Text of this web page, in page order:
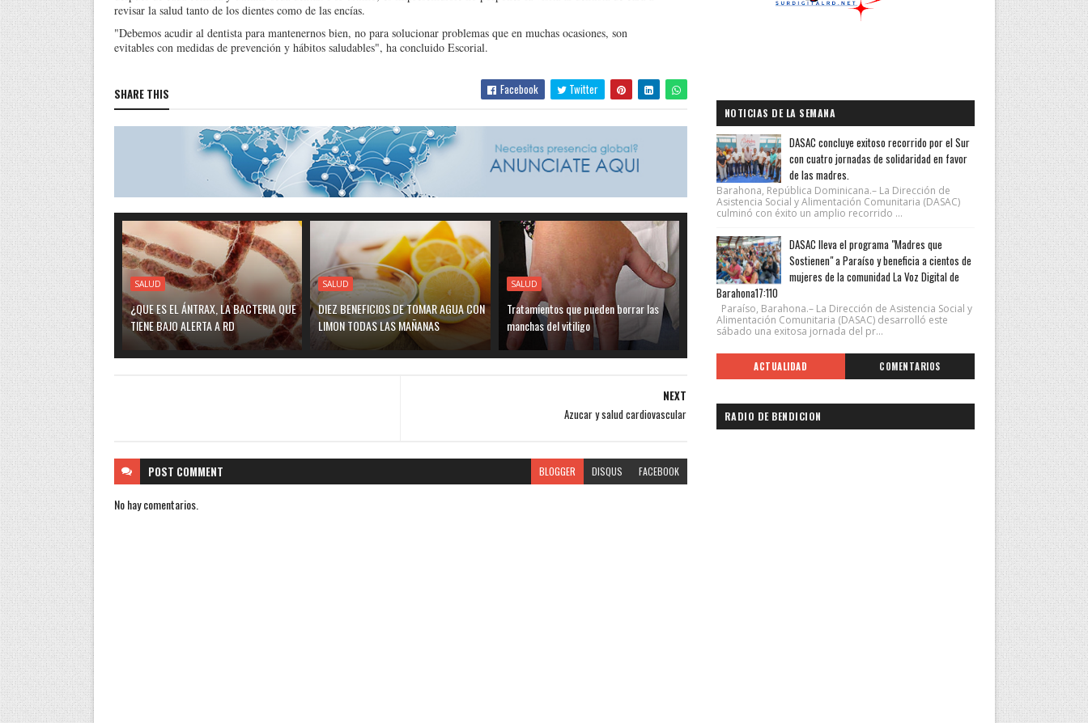
revisar la salud tanto de los dientes como de las encías.
"Debemos acudir al dentista para mantenernos bien, no para solucionar problemas que en muchas ocasiones, son
evitables con medidas de prevención y hábitos saludables", ha concluido Escorial.
SHARE THIS Facebook Twitter
SALUD
¿QUE ES EL ÁNTRAX, LA BACTERIA QUE
TIENE BAJO ALERTA A RD
SALUD
DIEZ BENEFICIOS DE TOMAR AGUA CON
LIMON TODAS LAS MAÑANAS
SALUD
Tratamientos que pueden borrar las
manchas del vitiligo
NEXT
Azucar y salud cardiovascular
POST COMMENT BLOGGER DISQUS FACEBOOK
No hay comentarios.
NOTICIAS DE LA SEMANA
DASAC concluye exitoso recorrido por el Sur
con cuatro jornadas de solidaridad en favor
de las madres.
Barahona, República Dominicana.– La Dirección de
Asistencia Social y Alimentación Comunitaria (DASAC)
culminó con éxito un amplio recorrido ...
DASAC lleva el programa "Madres que
Sostienen" a Paraíso y beneficia a cientos de
mujeres de la comunidad La Voz Digital de
Barahona17:110
Paraíso, Barahona.– La Dirección de Asistencia Social y
Alimentación Comunitaria (DASAC) desarrolló este
sábado una exitosa jornada del pr...
ACTUALIDAD COMENTARIOS
RADIO DE BENDICION